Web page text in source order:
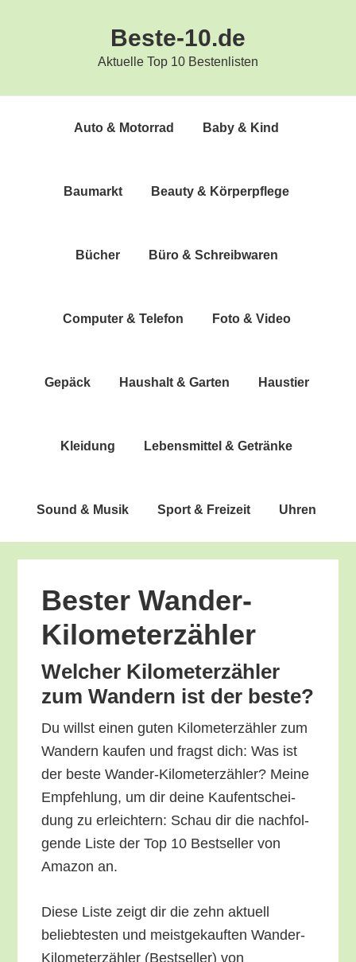
Beste-10.de
Aktuelle Top 10 Bestenlisten
Auto & Motorrad Baby & Kind
Bau­markt Beau­ty & Körperpflege
Bücher Büro & Schreibwaren
Com­pu­ter & Telefon Foto & Video
Gepäck Haus­halt & Garten Haus­tier
Klei­dung Lebens­mit­tel & Getränke
Sound & Musik Sport & Freizeit Uhren
Bes­ter Wander-
Kilometerzähler
Wel­cher Kilo­me­ter­zäh­ler
zum Wan­dern ist der beste?
Du willst einen guten Kilo­me­ter­zäh­ler zum
Wan­dern kau­fen und fragst dich: Was ist
der bes­te Wan­der-Kilo­me­ter­zäh­ler? Mei­ne
Emp­feh­lung, um dir dei­ne Kauf­ent­schei­
dung zu erleich­tern: Schau dir die nach­fol­
gen­de Lis­te der Top 10 Best­sel­ler von
Ama­zon an.
Die­se Lis­te zeigt dir die zehn aktu­ell
belieb­tes­ten und meist­ge­kauf­ten Wan­der-
Kilo­me­ter­zäh­ler (Best­sel­ler) von